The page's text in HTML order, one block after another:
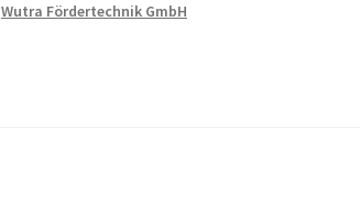
Wutra Fördertechnik GmbH